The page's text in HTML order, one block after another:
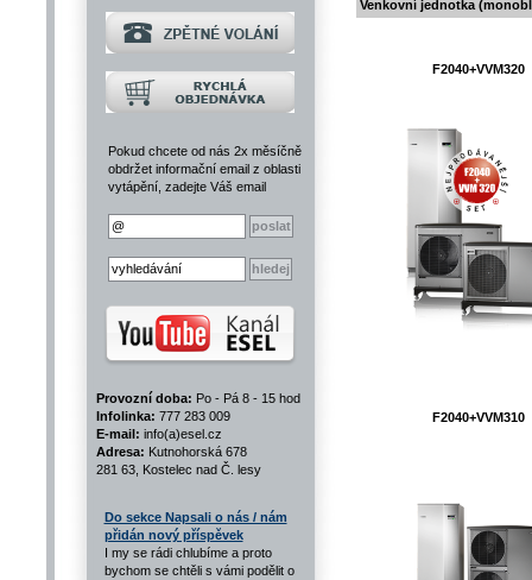
Pokud chcete od nás 2x měsíčně
obdržet informační email z oblasti
vytápění, zadejte Váš email
Provozní doba: Po - Pá 8 - 15 hod
Infolinka: 777 283 009
E-mail: info(a)esel.cz
Adresa: Kutnohorská 678
281 63, Kostelec nad Č. lesy
Do sekce Napsali o nás / nám
přidán nový příspěvek
I my se rádi chlubíme a proto
bychom se chtěli s vámi podělit o
Venkovní jednotka
F2040+VVM320
F2040+VVM310